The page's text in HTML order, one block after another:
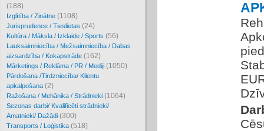
(188)
Izglītība / Zinātne (1108)
Jurisprudence / Tieslietas (24)
Kultūra / Māksla / Izklaide / Sports (56)
Lauksaimniecība / Mežsaimniecība / Dabas
aizsardzība / Kokapstrāde (162)
Mārketings / Reklāma / PR / Mediji (1050)
Pārdošana /Tirdzniecība/ Klientu
apkalpošana (2)
Ražošana / Mehānika / Strādnieki (1064)
Sezonas darbi/ Kvalificēti strādnieki/
Amatnieki/ Dažādi (300)
Transports / Loģistika (518)